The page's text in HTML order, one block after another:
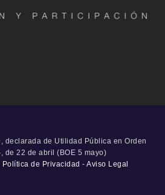
declarada de Utilidad Pública en Orden
de 22 de abril (BOE 5 mayo)
Política de Privacidad -Aviso Legal